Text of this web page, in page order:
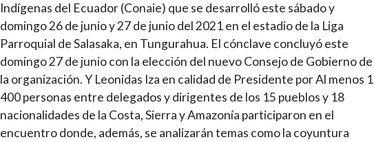
Indígenas del Ecuador (Conaie) que se desarrolló este sábado y
domingo 26 de junio y 27 de junio del 2021 en el estadio de la Liga
Parroquial de Salasaka, en Tungurahua. El cónclave concluyó este
domingo 27 de junio con la elección del nuevo Consejo de Gobierno de
la organización. Y Leonidas Iza en calidad de Presidente por Al menos 1
400 personas entre delegados y dirigentes de los 15 pueblos y 18
nacionalidades de la Costa, Sierra y Amazonía participaron en el
encuentro donde, además, se analizarán temas como la coyuntura